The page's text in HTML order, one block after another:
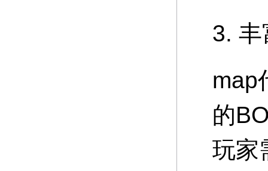
3. 丰
map
的
玩家